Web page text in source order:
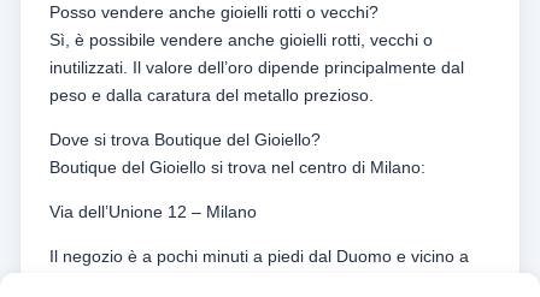
Posso vendere anche gioielli rotti o vecchi?
Sì, è possibile vendere anche gioielli rotti, vecchi o
inutilizzati. Il valore dell’oro dipende principalmente dal
peso e dalla caratura del metallo prezioso.
Dove si trova Boutique del Gioiello?
Boutique del Gioiello si trova nel centro di Milano:
Via dell’Unione 12 – Milano
Il negozio è a pochi minuti a piedi dal Duomo e vicino a